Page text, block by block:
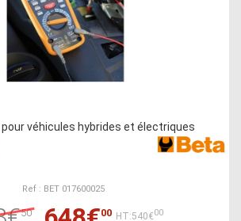
véhicules hybrides et électriques
Ref : BET 017600025
50 00 HT:540€00